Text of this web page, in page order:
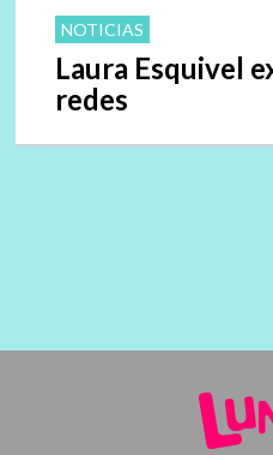
NOTICIAS
Laura Esquivel
redes